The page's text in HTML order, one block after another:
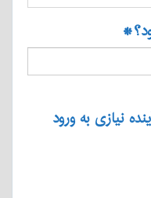
*
نیازی به ورود